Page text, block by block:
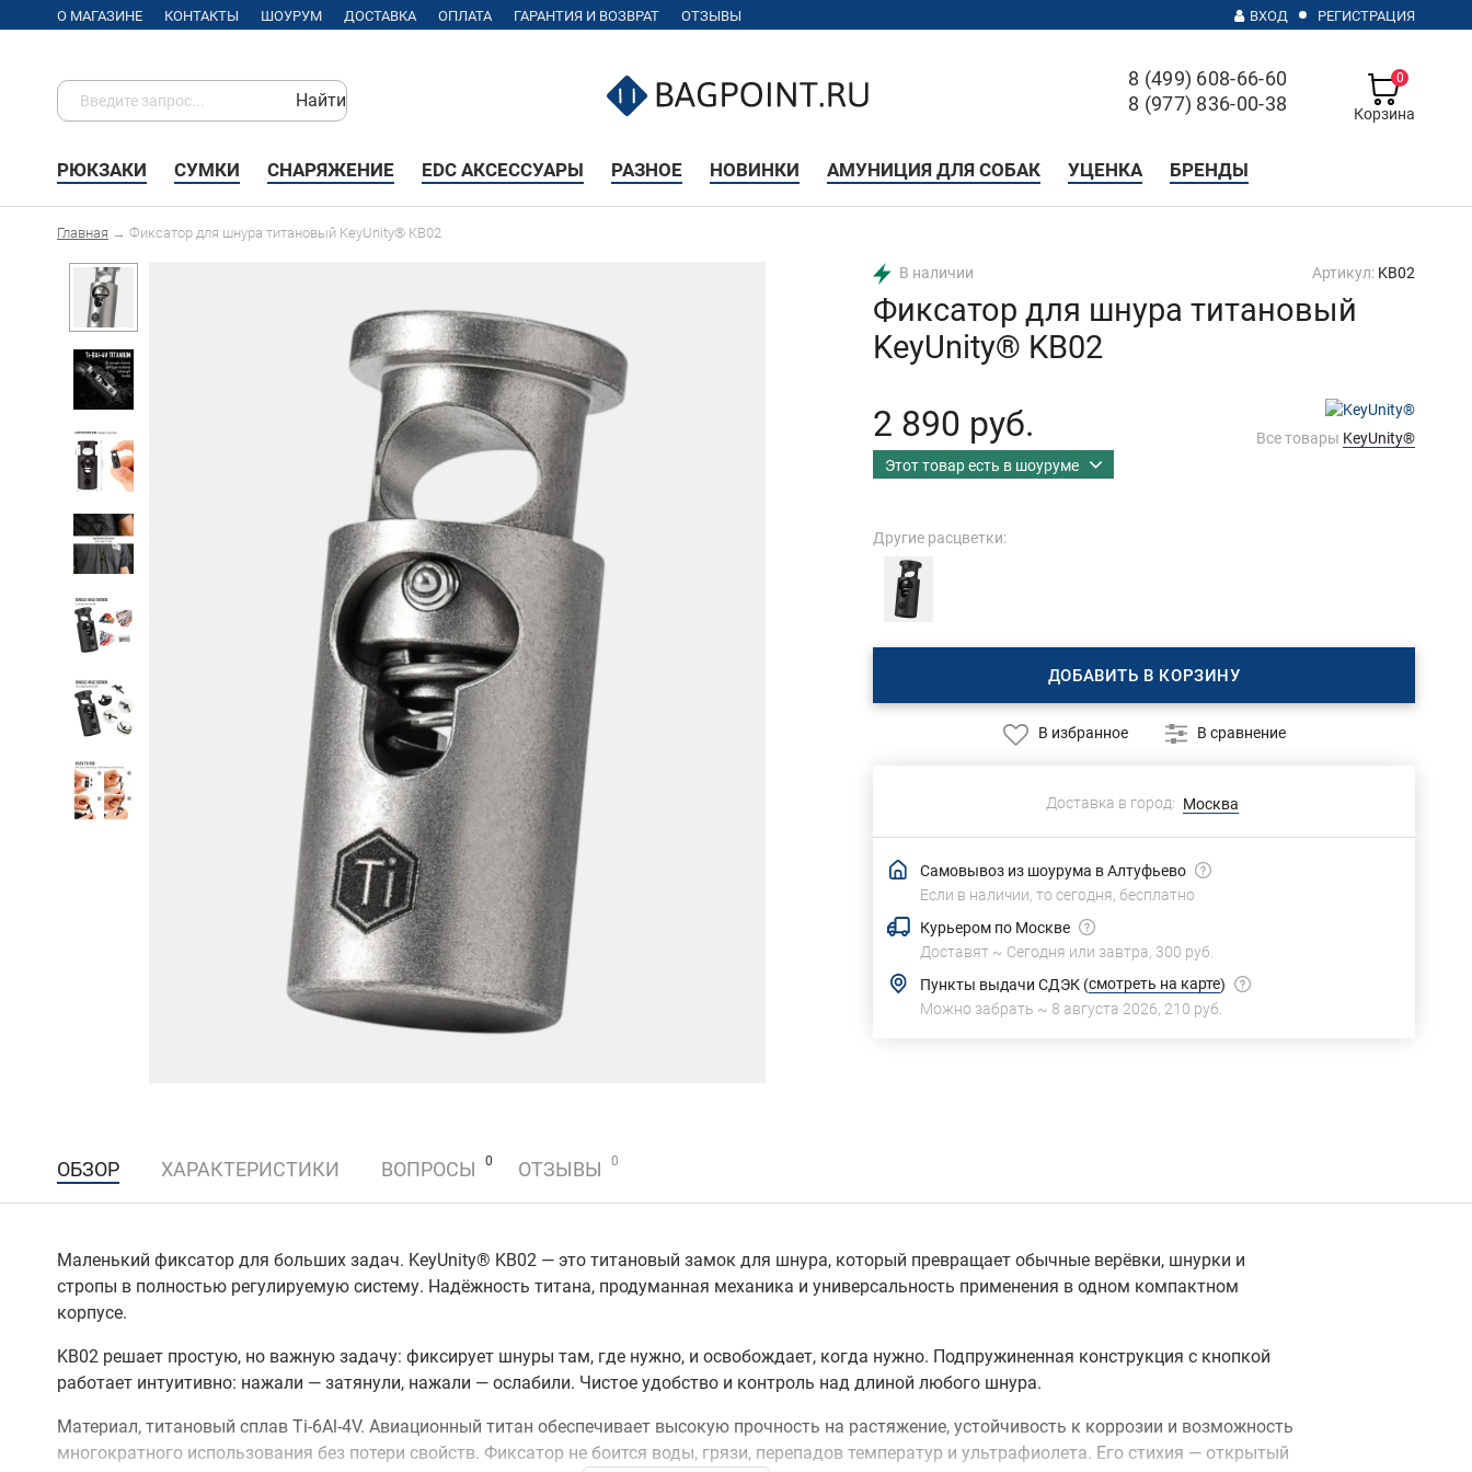
О МАГАЗИНЕ КОНТАКТЫ ШОУРУМ ДОСТАВКА ОПЛАТА ГАРАНТИЯ И ВОЗВРАТ ОТЗЫВЫ ВХОД РЕГИСТРАЦИЯ
Найти
8 (499) 608-66-60
8 (977) 836-00-38
Корзина
0
РЮКЗАКИ СУМКИ СНАРЯЖЕНИЕ EDC АКСЕССУАРЫ РАЗНОЕ НОВИНКИ АМУНИЦИЯ ДЛЯ СОБАК УЦЕНКА БРЕНДЫ
Главная → Фиксатор для шнура титановый KeyUnity® KB02
В наличии Артикул: KB02
Фиксатор для шнура титановый
KeyUnity® KB02
2 890 руб.
Этот товар есть в шоуруме
Все товары KeyUnity®
Другие расцветки:
ДОБАВИТЬ В КОРЗИНУ
В избранное В сравнение
Доставка в город: Москва
Самовывоз из шоурума в Алтуфьево
Если в наличии, то сегодня, бесплатно
Курьером по Москве
Доставят ~ Сегодня или завтра, 300 руб.
Пункты выдачи СДЭК (смотреть на карте)
Можно забрать ~ 8 августа 2026 210 руб.
ОБЗОР ХАРАКТЕРИСТИКИ ВОПРОСЫ 0 ОТЗЫВЫ 0
Маленький фиксатор для больших задач. KeyUnity® KB02 — это титановый замок для шнура, который превращает обычные верёвки, шнурки и
стропы в полностью регулируемую систему. Надёжность титана, продуманная механика и универсальность применения в одном компактном
корпусе.
KB02 решает простую, но важную задачу: фиксирует шнуры там, где нужно, и освобождает, когда нужно. Подпружиненная конструкция с кнопкой
работает интуитивно: нажали — затянули, нажали — ослабили. Чистое удобство и контроль над длиной любого шнура.
Материал, титановый сплав Ti-6Al-4V. Авиационный титан обеспечивает высокую прочность на растяжение, устойчивость к коррозии и возможность
многократного использования без потери свойств. Фиксатор не боится воды, грязи, перепадов температур и ультрафиолета. Его стихия — открытый